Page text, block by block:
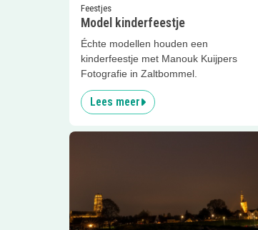
Feestjes
Model kinderfeestje
Échte modellen houden een
kinderfeestje met Manouk Kuijpers
Fotografie in Zaltbommel.
Lees meer
Lees meer